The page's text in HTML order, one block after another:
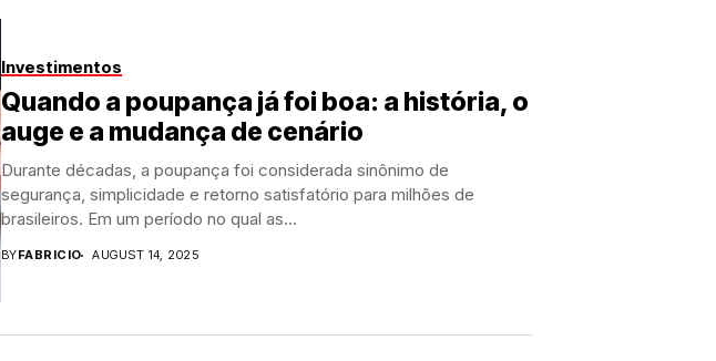
Investimentos
Quando a poupança já foi boa: a história, o
auge e a mudança de cenário
Durante décadas, a poupança foi considerada sinônimo de
segurança, simplicidade e retorno satisfatório para milhões de
brasileiros. Em um período no qual as...
BYFABRICIO AUGUST 14, 2025